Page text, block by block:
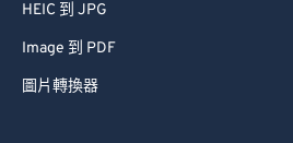
HEIC 到 JPG
Image 到 PDF
圖片轉換器